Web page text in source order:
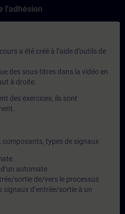
l'adhésion
a été créé à l’aide d’outils de
des sous-titres dans la vidéo en
à droite.
des exercices, ils sont
composants, types de signaux
automate
sortie de/vers le processus
signaux d’entrée/sortie à un